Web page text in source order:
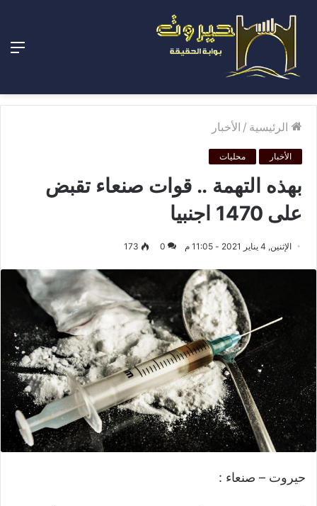
الرئيسية / الأخبار
الأخبار محليات
بهذه التهمة .. قوات صنعاء تقبض
على 1470 اجنبيا
الإثنين, 4 يناير 2021 - 11:05 م 0
173
حيروت – صنعاء :